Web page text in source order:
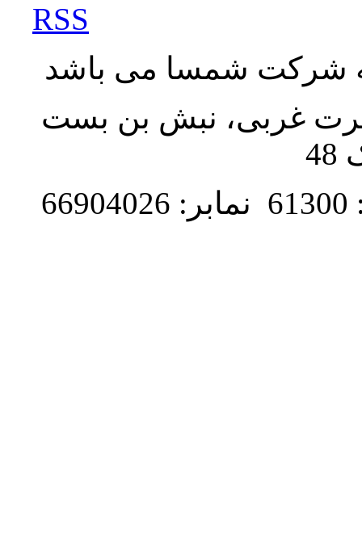
RSS
شرکت شمسا می باشد
غربی، نبش بن بست